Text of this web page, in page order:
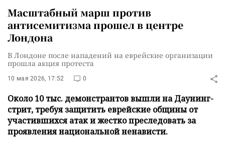
Масштабный марш против
антисемитизма прошел в центре
Лондона
В Лондоне после нападений на еврейские организации
прошла акция протеста
10 мая 2026, 17:52 0
Около 10 тыс. демонстрантов вышли на Даунинг-
стрит, требуя защитить еврейские общины от
участившихся атак и жестко преследовать за
проявления национальной ненависти.